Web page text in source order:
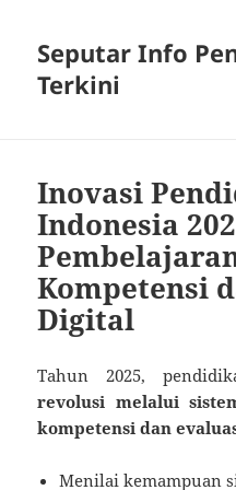
Seputar Info
Terkini
Inovasi
Indonesia
Kompetensi
Digital
Tahun 2025,
revolusi melalui
kompetensi dan
Menilai kemampuan